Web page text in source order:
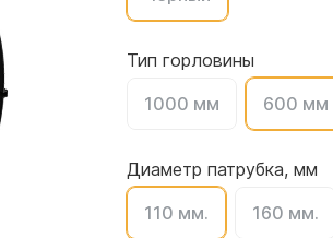
ЦКТ для ферментации
Тип горловины
1000 мм
600 мм
Диаметр патрубка, мм
110 мм.
160 мм.